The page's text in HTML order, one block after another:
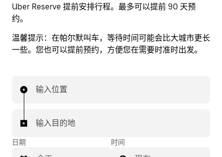
Uber Reserve 提前安排行程。最多可以提前 90 天预
约。
温馨提示： 在帕尔默叫车，等待时间可能会比大城市更长
一些。您也可以提前预约，方便您在需要时准时出发。
输入位置
输入目的地
日期 时间